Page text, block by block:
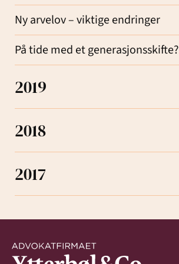
Ny arvelov – viktige endringer
På tide med et generasjonsskifte?
2019
2018
2017